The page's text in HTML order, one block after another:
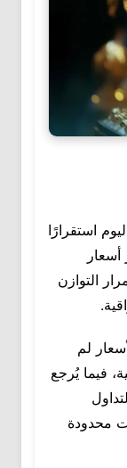
استقرارًا
التوازن
لم
فيما يُرجع
محدودة